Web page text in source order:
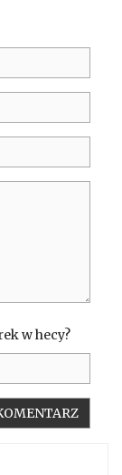
w hecy?